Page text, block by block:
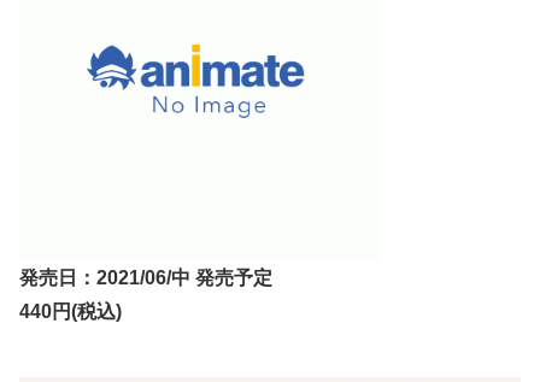
発売日：2021/06/中 発売予定
440円(税込)